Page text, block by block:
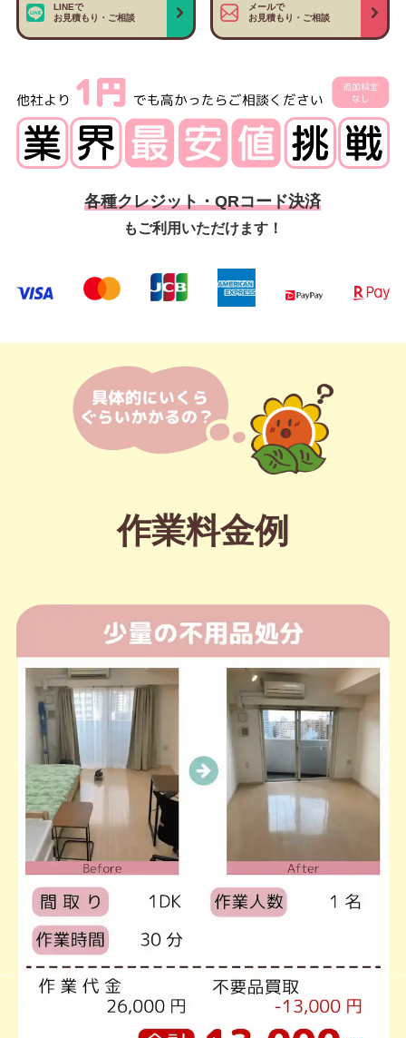
LINEで
お見積もり・ご相談
メールで
お見積もり・ご相談
各種クレジット・QRコード決済
もご利用いただけます！
作業料金例